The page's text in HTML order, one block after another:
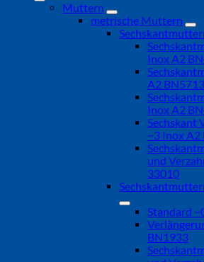
Muttern
metrische Muttern
Inox A2
A2 BN5713
Inox A2
Sechskant
~3 Inox
und
33010
Standard
BN1933